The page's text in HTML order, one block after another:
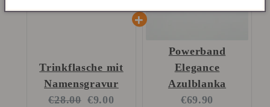
Trinkflasche mit
Namensgravur
Original
€28.00 Current
€9.00
Powerband
Elegance
Azulblanka
Current
€69.90